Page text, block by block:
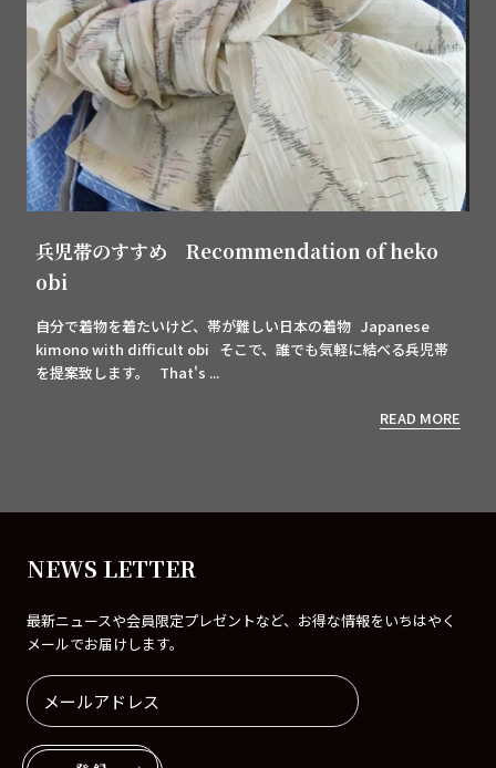
兵児帯のすすめ Recommendation of heko
obi
自分で着物を着たいけど、帯が難しい日本の着物 Japanese
kimono with difficult obi そこで、誰でも気軽に結べる兵児帯
を提案致します。 That's ...
READ MORE
NEWS LETTER
最新ニュースや会員限定プレゼントなど、お得な情報をいちはやく
メールでお届けします。